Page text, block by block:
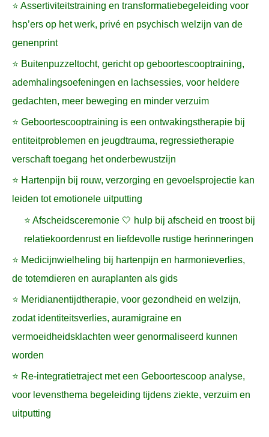
⭐ Assertiviteitstraining en transformatiebegeleiding voor
hsp’ers op het werk, privé en psychisch welzijn van de
genenprint
⭐ Buitenpuzzeltocht, gericht op geboortescooptraining,
ademhalingsoefeningen en lachsessies, voor heldere
gedachten, meer beweging en minder verzuim
⭐ Geboortescooptraining is een ontwakingstherapie bij
entiteitproblemen en jeugdtrauma, regressietherapie
verschaft toegang het onderbewustzijn
⭐ Hartenpijn bij rouw, verzorging en gevoelsprojectie kan
leiden tot emotionele uitputting
⭐ Afscheidsceremonie 🤍 hulp bij afscheid en troost bij
relatiekoordenrust en liefdevolle rustige herinneringen
⭐ Medicijnwielheling bij hartenpijn en harmonieverlies,
de totemdieren en auraplanten als gids
⭐ Meridianentijdtherapie, voor gezondheid en welzijn,
zodat identiteitsverlies, auramigraine en
vermoeidheidsklachten weer genormaliseerd kunnen
worden
⭐ Re-integratietraject met een Geboortescoop analyse,
voor levensthema begeleiding tijdens ziekte, verzuim en
uitputting